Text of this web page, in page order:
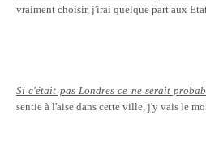
vraiment choisir, j'irai quelque part aux
Si c'était pas Londres ce ne serait
sentie à l'aise dans cette ville, j'y vais le